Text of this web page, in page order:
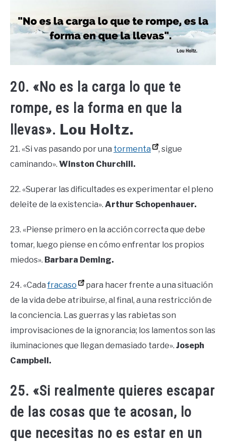
20. «No es la carga lo que te
rompe, es la forma en que la
llevas». Lou Holtz.
21. «Si vas pasando por una tormenta
, sigue
caminando». Winston Churchill.
22. «Superar las dificultades es experimentar el pleno
deleite de la existencia». Arthur Schopenhauer.
23. «Piense primero en la acción correcta que debe
tomar, luego piense en cómo enfrentar los propios
miedos». Barbara Deming.
24. «Cada fracaso
para hacer frente a una situación
de la vida debe atribuirse, al final, a una restricción de
la conciencia. Las guerras y las rabietas son
improvisaciones de la ignorancia; los lamentos son las
iluminaciones que llegan demasiado tarde». Joseph
Campbell.
25. «Si realmente quieres escapar
de las cosas que te acosan, lo
que necesitas no es estar en un